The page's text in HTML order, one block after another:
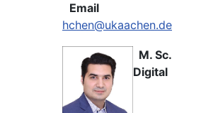
Email
hchen@ukaachen.de
M. Sc.
Digital